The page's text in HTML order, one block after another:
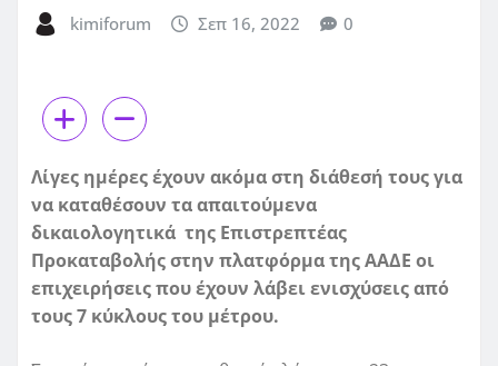
kimiforum Σεπ 16, 2022 0
Λίγες ημέρες έχουν ακόμα στη διάθεσή τους για
να καταθέσουν τα απαιτούμενα
δικαιολογητικά της Επιστρεπτέας
Προκαταβολήςστην πλατφόρμα της ΑΑΔΕ οι
επιχειρήσεις που έχουν λάβει ενισχύσεις από
τους 7 κύκλους του μέτρου.